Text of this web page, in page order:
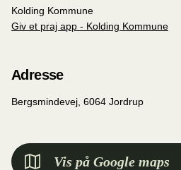
Kolding Kommune
Giv et praj app - Kolding Kommune
Adresse
Bergsmindevej, 6064 Jordrup
Vis på Google maps